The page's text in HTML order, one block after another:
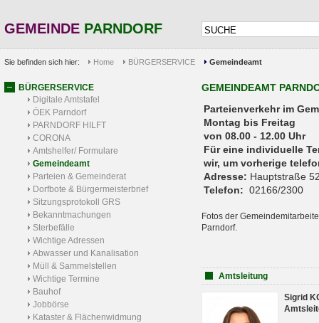
GEMEINDE PARNDORF
Sie befinden sich hier: Home BÜRGERSERVICE Gemeindeamt
BÜRGERSERVICE
Digitale Amtstafel
ÖEK Parndorf
PARNDORF HILFT
CORONA
Amtshelfer/ Formulare
Gemeindeamt
Parteien & Gemeinderat
Dorfbote & Bürgermeisterbrief
Sitzungsprotokoll GRS
Bekanntmachungen
Sterbefälle
Wichtige Adressen
Abwasser und Kanalisation
Müll & Sammelstellen
Wichtige Termine
Bauhof
Jobbörse
Kataster & Flächenwidmung
GEMEINDEAMT
Parteienverkehr
Montag bis Freitag
von 08.00 - 12.00 Uhr
Für eine individuelle
wir, um vorherige
Adresse: Hauptstraße
Telefon: 02166/2300
Fotos der
Parndorf.
Amtsleitung
Sigrid